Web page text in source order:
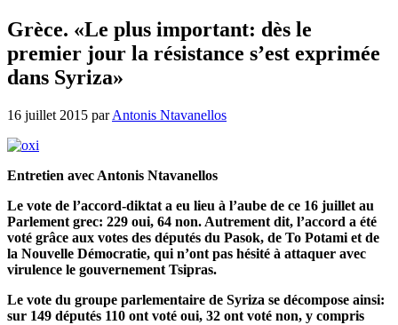
Grèce. «Le plus important: dès le
premier jour la résistance s’est exprimée
dans Syriza»
16 juillet 2015 parAntonis Ntavanellos
Entretien avec Antonis Ntavanellos
Le vote de l’accord-diktat a eu lieu à l’aube de ce 16 juillet au
Parlement grec: 229 oui, 64 non. Autrement dit, l’accord a été
voté grâce aux votes des députés du Pasok, de To Potami et de
la Nouvelle Démocratie, qui n’ont pas hésité à attaquer avec
virulence le gouvernement Tsipras.
Le vote du groupe parlementaire de Syriza se décompose ainsi:
sur 149 députés 110 ont voté oui, 32 ont voté non, y compris